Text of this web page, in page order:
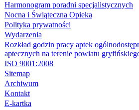
Harmonogram poradni specjalistycznych
Nocna i Świąteczna Opieka
Polityka prywatności
Wydarzenia
Rozkład godzin pracy aptek
aptecznych na terenie powiatu
ISO 9001:2008
Sitemap
Archiwum
Kontakt
E-kartka